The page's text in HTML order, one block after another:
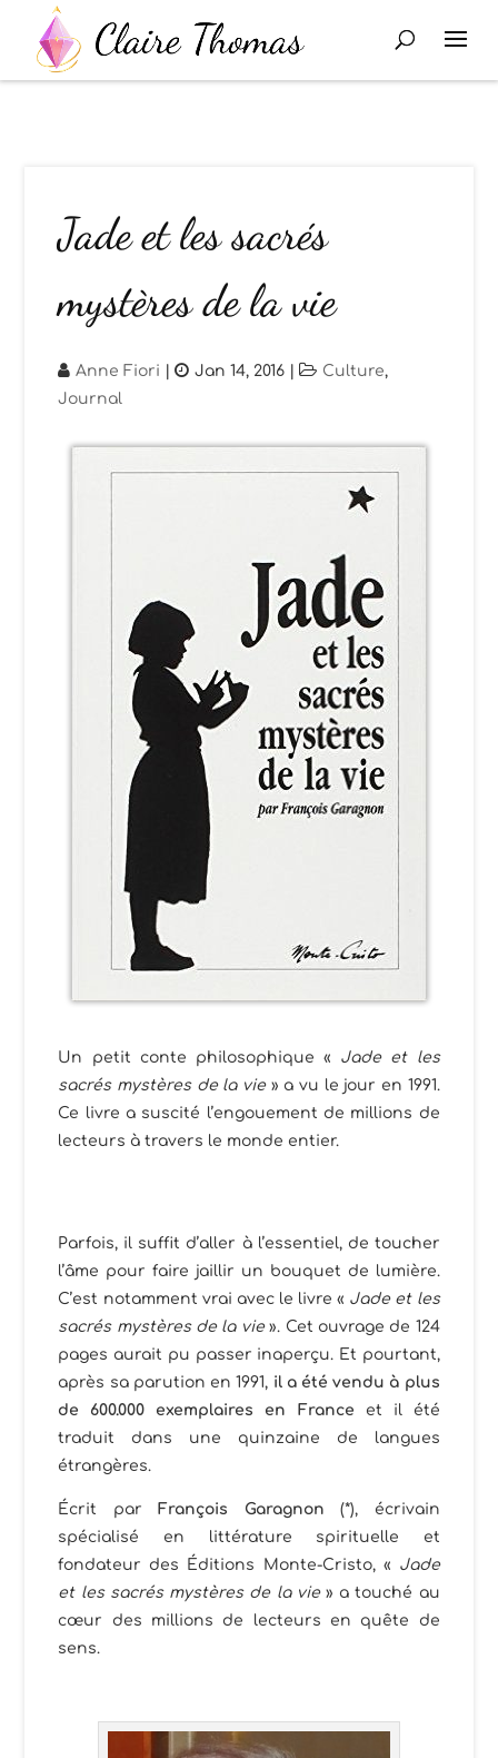
Jade et les sacrés
mystères de la vie
Anne Fiori | Jan 14, 2016 | Culture,
Journal
Un petit conte philosophique « Jade et les
sacrés mystères de la vie» a vu le jour en 1991.
Ce livre a suscité l’engouement de millions de
lecteurs à travers le monde entier.
Parfois, il suffit d’aller à l’essentiel, de toucher
l’âme pour faire jaillir un bouquet de lumière.
C’est notamment vrai avec le livre « Jade et les
sacrés mystères de la vie». Cet ouvrage de 124
pages aurait pu passer inaperçu. Et pourtant,
après sa parution en 1991, il a été vendu à plus
de 600.000 exemplaires en France et il été
traduit dans une quinzaine de langues
étrangères.
Écrit parFrançois Garagnon (*), écrivain
spécialisé en littérature spirituelle et
fondateur des Éditions Monte-Cristo, « Jade
et les sacrés mystères de la vie » a touché au
cœur des millions de lecteurs en quête de
sens.